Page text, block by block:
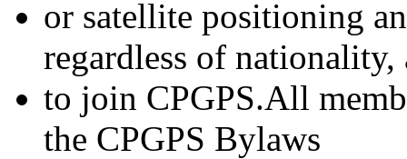
or satellite positioning
regardless of nationality,
to join CPGPS.All
the CPGPS Bylaws